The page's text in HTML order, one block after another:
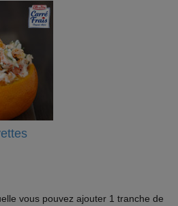
vous pouvez ajouter 1 tranche de